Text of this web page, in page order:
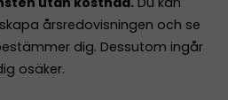
årsredovisningen och se
dig. Dessutom ingår
osäker.